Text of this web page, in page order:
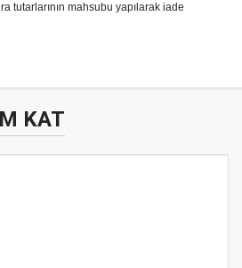
tutarlarının mahsubu yapılarak iade
KAT